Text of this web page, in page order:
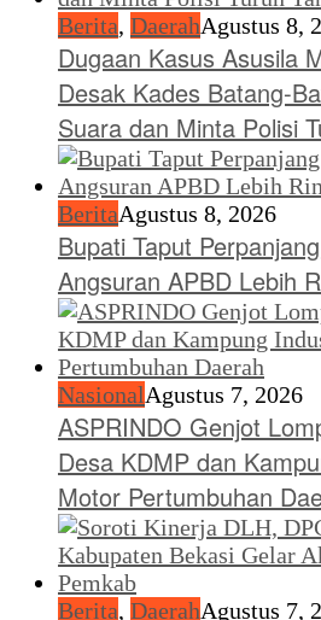
Berita, DaerahAgustus 8,
Dugaan Kasus Asusila
Desak Kades Batang-
Suara dan Minta Polisi
BeritaAgustus 8, 2026
Bupati Taput
Angsuran APBD Lebih
NasionalAgustus 7, 2026
ASPRINDO Genjot
Desa KDMP dan
Motor Pertumbuhan
Berita, DaerahAgustus 7,